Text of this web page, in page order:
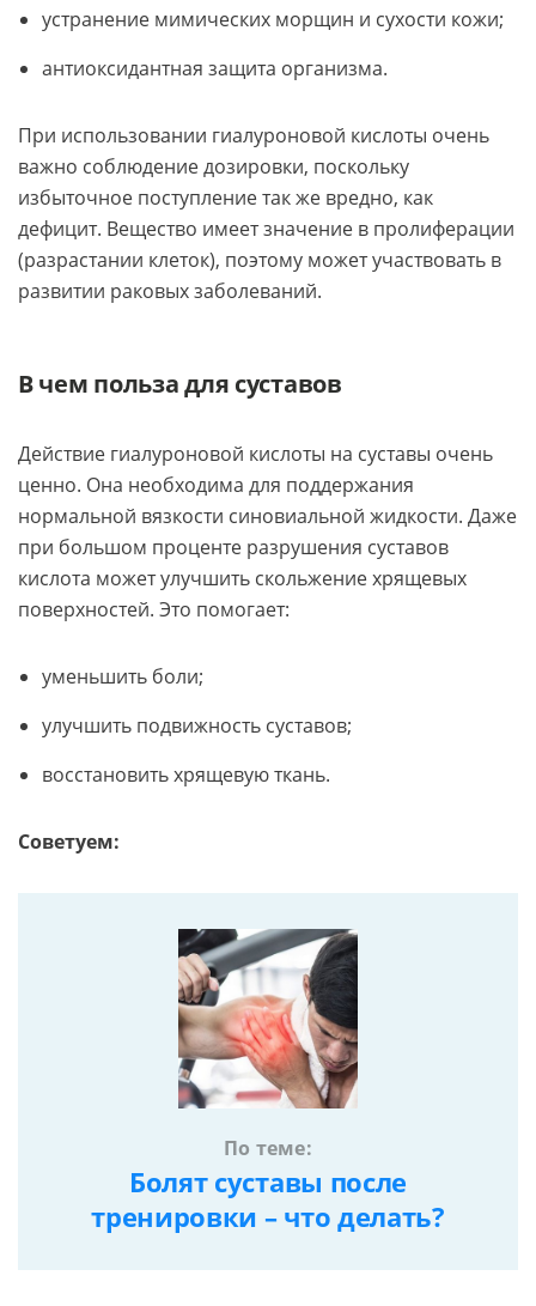
устранение мимических морщин и сухости кожи;
антиоксидантная защита организма.
При использовании гиалуроновой кислоты очень
важно соблюдение дозировки, поскольку
избыточное поступление так же вредно, как
дефицит. Вещество имеет значение в пролиферации
(разрастании клеток), поэтому может участвовать в
развитии раковых заболеваний.
В чем польза для суставов
Действие гиалуроновой кислоты на суставы очень
ценно. Она необходима для поддержания
нормальной вязкости синовиальной жидкости. Даже
при большом проценте разрушения суставов
кислота может улучшить скольжение хрящевых
поверхностей. Это помогает:
уменьшить боли;
улучшить подвижность суставов;
восстановить хрящевую ткань.
Советуем:
По теме:
Болят суставы после
тренировки – что делать?